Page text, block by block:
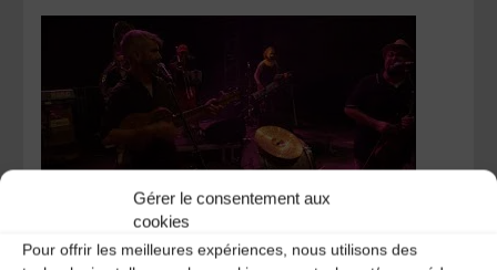
Gérer le consentement aux
cookies
Pour offrir les meilleures expériences, nous utilisons des
Fraires Sawa [Fanfare arabo occitane]
Ces 12 musiciens vous invitent à une fête née
d’un rapprochement inédit entre deux rives de la